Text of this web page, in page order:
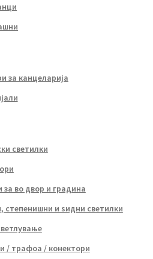
за канцеларија
светилки
за во двор и градина
степенишни и ѕидни светилки
/ трафоа / конектори